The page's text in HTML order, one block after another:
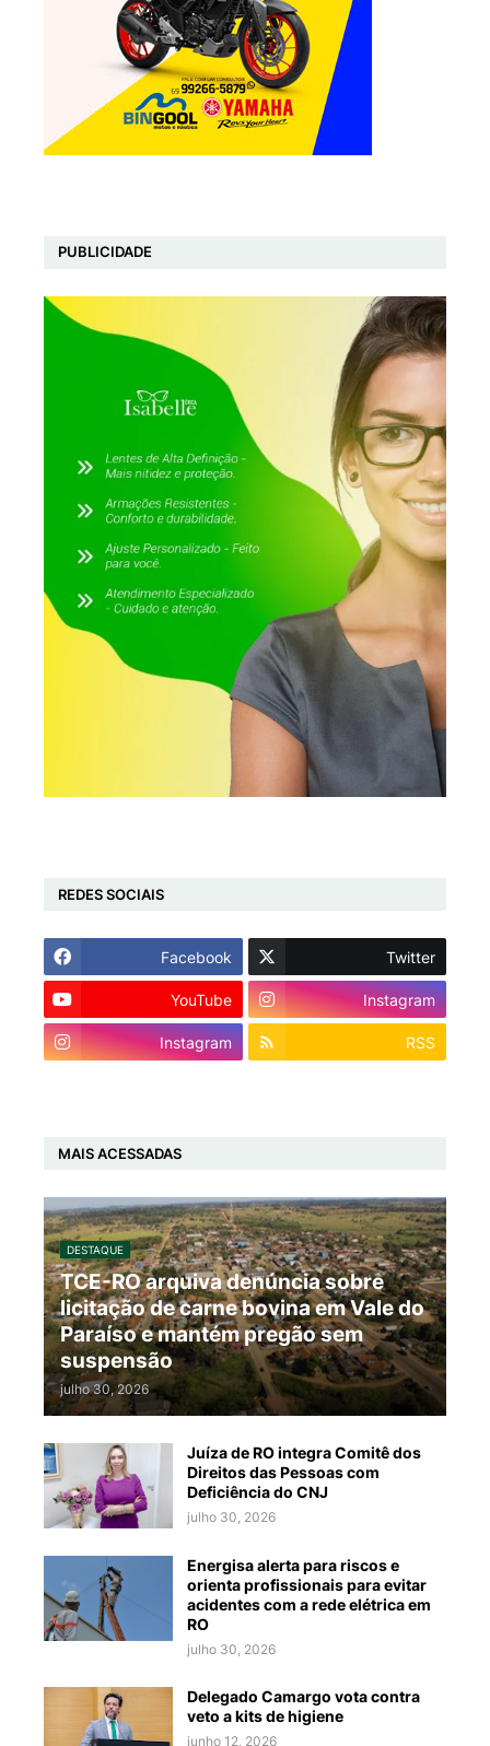
PUBLICIDADE
REDES SOCIAIS
Facebook Twitter
YouTube Instagram
Instagram RSS
MAIS ACESSADAS
DESTAQUE
TCE-RO arquiva denúncia sobre
licitação de carne bovina em Vale do
Paraíso e mantém pregão sem
suspensão
julho 30, 2026
Juíza de RO integra Comitê dos
Direitos das Pessoas com
Deficiência do CNJ
julho 30, 2026
Energisa alerta para riscos e
orienta profissionais para evitar
acidentes com a rede elétrica em
RO
julho 30, 2026
Delegado Camargo vota contra
veto a kits de higiene
junho 12, 2026